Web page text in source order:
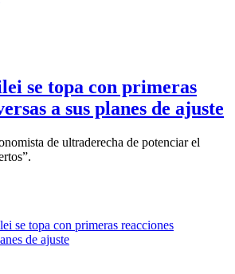
se topa con primeras
a sus planes de ajuste
de ultraderecha de potenciar el